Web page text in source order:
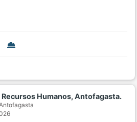
Humanos, Antofagasta.